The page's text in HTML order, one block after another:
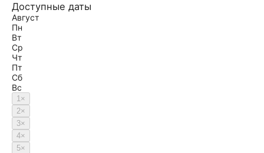
Доступные даты
Август
Пн
Вт
Ср
Чт
Пт
Сб
Вс
1×
2×
3×
4×
5×